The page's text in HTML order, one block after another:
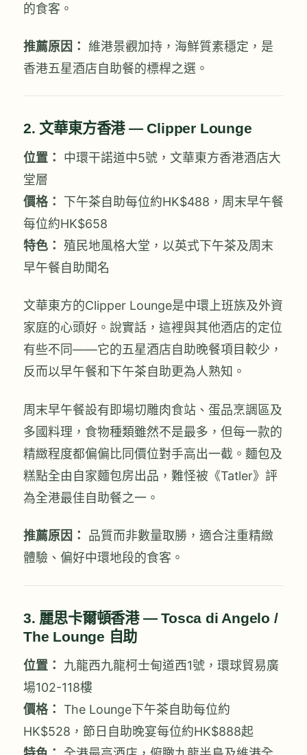
的食客。
推薦原因： 維港景觀加持，海鮮質素穩定，是
香港五星酒店自助餐的標桿之選。
2. 文華東方香港 — Clipper Lounge
位置：
中環干諾道中5號，文華東方香港酒店大
堂層
價格：
下午茶自助每位約HK$488，周末早午餐
每位約HK$658
特色： 殖民地風格大堂，以英式下午茶及周末
早午餐自助聞名
文華東方的Clipper Lounge是中環上班族及外資
家庭的心頭好。說實話，這裡與其他酒店的定位
有些不同——它的五星酒店自助晚餐項目較少，
反而以早午餐和下午茶自助更為人熟知。
周末早午餐設有即場切雕肉食站、蛋品烹調區及
多國料理，食物種類雖然不是最多，但每一款的
精緻程度都偏偏比同價位對手高出一截。麵包及
糕點全由自家麵包房出品，難怪被《Tatler》評
為全港最佳自助餐之一。
推薦原因：
品質而非數量取勝，適合注重精緻
體驗、偏好中環地段的食客。
3. 麗思卡爾頓香港 — Tosca di Angelo /
The Lounge 自助
位置：
九龍西九龍柯士甸道西1號，環球貿易廣
場102-118樓
價格： The Lounge下午茶自助每位約
HK$528，節日自助晚宴每位約HK$888起